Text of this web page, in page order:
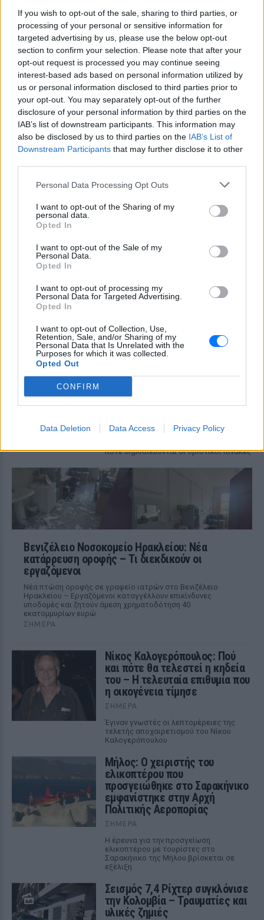
If you wish to opt-out of the sale, sharing to third parties, or
processing of your personal or sensitive information for
targeted advertising by us, please use the below opt-out
section to confirm your selection. Please note that after your
opt-out request is processed you may continue seeing
interest-based ads based on personal information utilized by
us or personal information disclosed to third parties prior to
your opt-out. You may separately opt-out of the further
disclosure of your personal information by third parties on the
IAB’s list of downstream participants. This information may
also be disclosed by us to third parties on the IAB’s List of
Downstream Participants that may further disclose it to other
Personal Data Processing Opt Outs
I want to opt-out of the Sharing of my
personal data.
Opted In
I want to opt-out of the Sale of my
Personal Data.
Opted In
I want to opt-out of processing my
Personal Data for Targeted Advertising.
Opted In
I want to opt-out of Collection, Use,
Retention, Sale, and/or Sharing of my
Personal Data that Is Unrelated with the
Purposes for which it was collected.
Opted Out
CONFIRM
Data Deletion Data Access Privacy Policy
ΔΕΙΤΕ ΕΠΙΣΗΣ
ΣΤΗΝ ΙΔΙΑ ΚΑΤΗΓΟΡΙΑ
Πάρος: Το βίντεο‑κλειδί για τον
πνιγμό του 4χρονου – «Θα
αποδείξει όσα λέω»
Υπό εξέταση το εάν υπήρχε
και αν η επιχείρηση διαθέτει τις
απαραίτητες άδειες λειτουργίας
Μήλος: Οι φωτογραφίες από
τον απεγκλωβισμό 33χρονου
Φυριπλάκα
ΣΉΜΕΡΑ
απόκρημνου βράχου και απομάκρυναν
τον άνδρα με ασφάλεια - Στην επιχείρηση
έλαβαν μέρος Λιμενικό, Πυροσβεστική,
ΕΛ.ΑΣ. και εθελοντές διάσωσης
Voucher Παιδικών Σταθμών
οι προσωρινοί πίνακες – Τι να
ΣΉΜΕΡΑ
πότε δημοσιεύονται οι οριστικοί πίνακες
Βενιζέλειο Νοσοκομείο Ηρακλείου: Νέα
κατάρρευση οροφής – Τι διεκδικούν οι
εργαζόμενοι
Νέα πτώση οροφής σε γραφείο ιατρών στο Βενιζέλειο
Ηρακλείου – Εργαζόμενοι καταγγέλλουν επικίνδυνες
υποδομές και ζητούν άμεση χρηματοδότηση 40
εκατομμυρίων ευρώ
ΣΉΜΕΡΑ
Νίκος Καλογερόπουλος: Πού
και πότε θα τελεστεί η κηδεία
του – Η τελευταία επιθυμία που
η οικογένεια τίμησε
ΣΉΜΕΡΑ
Έγιναν γνωστές οι λεπτομέρειες της
τελετής αποχαιρετισμού του Νίκου
Καλογερόπουλου
Μήλος: Ο χειριστής του
ελικοπτέρου που
προσγειώθηκε στο Σαρακήνικο
εμφανίστηκε στην Αρχή
Πολιτικής Αεροπορίας
ΣΉΜΕΡΑ
Η έρευνα για την προσγείωση
ελικοπτέρου με τουρίστες στο
Σαρακήνικο της Μήλου βρίσκεται σε
εξέλιξη
Σεισμός 7,4 Ρίχτερ συγκλόνισε
την Κολομβία – Τραυματίες και
υλικές ζημιές